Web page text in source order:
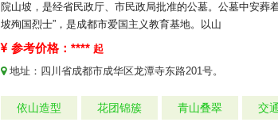
院山坡，是经省民政厅、市民政局批准的公墓。公墓中安葬
坡殉国烈士”，是成都市爱国主义教育基地。以山
参考价格：**** 起
地址： 四川省成都市成华区龙潭寺东路201号。
依山造型 花团锦簇 青山叠翠 交